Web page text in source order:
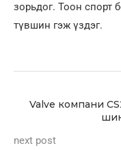
зорьдог. Тоон спорт
түвшин гэж үздэг.
Valve компани
next post